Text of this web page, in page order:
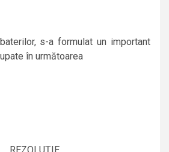
s-a formulat un important
în următoarea